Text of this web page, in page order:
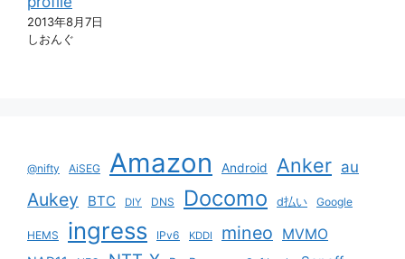
2013年8月7日
しおんぐ
@nifty AiSEG Amazon Android Anker au
Aukey BTC DIY DNS Docomo d払い Google
HEMS ingress IPv6 KDDI mineo MVMO